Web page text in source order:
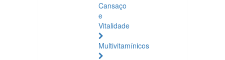
Cansaço
e
Vitalidade
Multivitamínicos